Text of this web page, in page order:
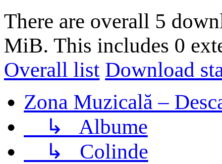
There are overall 5
MiB. This includes 0
Overall list Download
Zona Muzicală –
↳ Albume
↳ Colinde